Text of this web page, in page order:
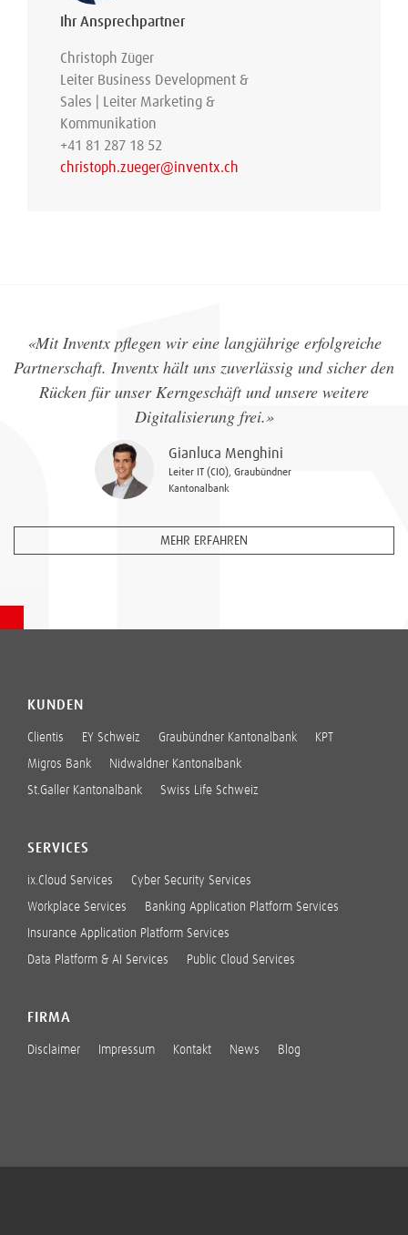
Ihr Ansprechpartner
Christoph Züger
Leiter Business Development &
Sales | Leiter Marketing &
Kommunikation
+41 81 287 18 52
christoph.zueger@inventx.ch
«Mit Inventx pflegen wir eine langjährige erfolgreiche
Partnerschaft. Inventx hält uns zuverlässig und sicher den
Rücken für unser Kerngeschäft und unsere weitere
Digitalisierung frei.»
Gianluca Menghini
Leiter IT (CIO), Graubündner
Kantonalbank
MEHR ERFAHREN
KUNDEN
Clientis EY Schweiz Graubündner Kantonalbank KPT
Migros Bank Nidwaldner Kantonalbank
St.Galler Kantonalbank Swiss Life Schweiz
SERVICES
ix.Cloud Services Cyber Security Services
Workplace Services Banking Application Platform Services
Insurance Application Platform Services
Data Platform & AI Services Public Cloud Services
FIRMA
Disclaimer Impressum Kontakt News Blog